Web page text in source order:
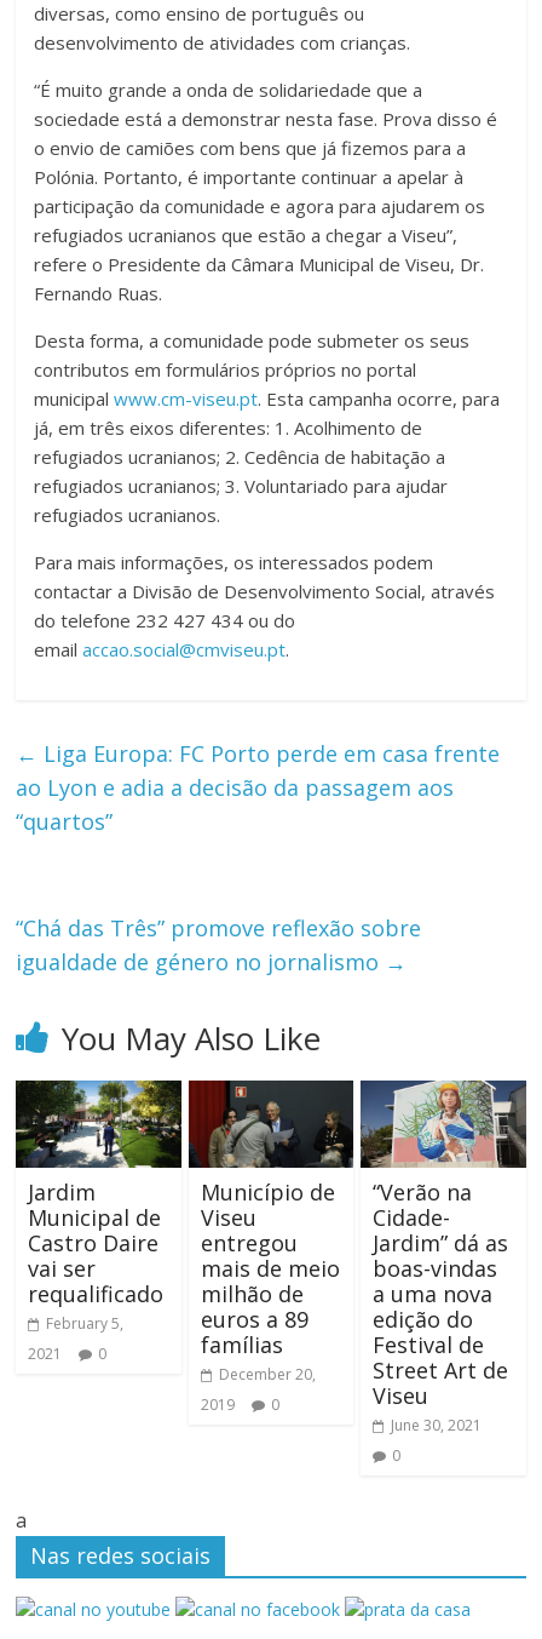
diversas, como ensino de português ou
desenvolvimento de atividades com crianças.
“É muito grande a onda de solidariedade que a
sociedade está a demonstrar nesta fase. Prova disso é
o envio de camiões com bens que já fizemos para a
Polónia. Portanto, é importante continuar a apelar à
participação da comunidade e agora para ajudarem os
refugiados ucranianos que estão a chegar a Viseu”,
refere o Presidente da Câmara Municipal de Viseu, Dr.
Fernando Ruas.
Desta forma, a comunidade pode submeter os seus
contributos em formulários próprios no portal
municipalwww.cm-viseu.pt. Esta campanha ocorre, para
já, em três eixos diferentes: 1. Acolhimento de
refugiados ucranianos; 2. Cedência de habitação a
refugiados ucranianos; 3. Voluntariado para ajudar
refugiados ucranianos.
Para mais informações, os interessados podem
contactar a Divisão de Desenvolvimento Social, através
do telefone 232 427 434 ou do
emailaccao.social@cmviseu.pt.
← Liga Europa: FC Porto perde em casa frente
ao Lyon e adia a decisão da passagem aos
“quartos”
“Chá das Três” promove reflexão sobre
igualdade de género no jornalismo →
You May Also Like
Jardim
Municipal de
Castro Daire
vai ser
requalificado
February 5,
2021
0
Município de
Viseu
entregou
mais de meio
milhão de
euros a 89
famílias
December 20,
2019
0
“Verão na
Cidade-
Jardim” dá as
boas-vindas
a uma nova
edição do
Festival de
Street Art de
Viseu
June 30, 2021
0
a
Nas redes sociais